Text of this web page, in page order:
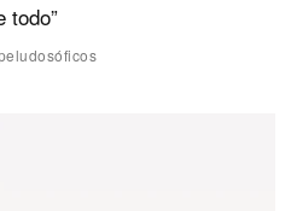
todo”